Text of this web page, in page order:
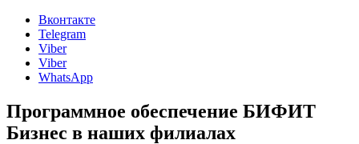
Вконтакте
Telegram
Viber
Viber
WhatsApp
Программное обеспечение БИФИТ
Бизнес в наших филиалах